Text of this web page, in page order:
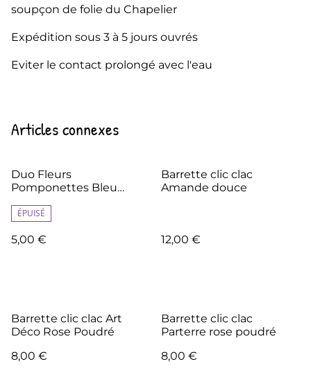
soupçon de folie du Chapelier
Expédition sous 3 à 5 jours ouvrés
Eviter le contact prolongé avec l'eau
Articles connexes
Duo Fleurs
Pomponettes Bleu
ÉPUISÉ
5,00 €
Barrette clic clac
Amande douce
12,00 €
Barrette clic clac Art
Déco Rose Poudré
8,00 €
Barrette clic clac
Parterre rose poudré
8,00 €